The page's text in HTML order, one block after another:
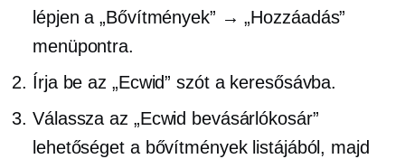
lépjen a „Bővítmények” → „Hozzáadás”
menüpontra.
Írja be az „Ecwid” szót a keresősávba.
Válassza az „Ecwid bevásárlókosár”
lehetőséget a bővítmények listájából, majd